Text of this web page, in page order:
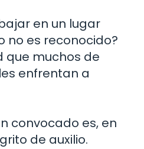
en un lugar
no es reconocido?
que muchos de
enfrentan a
convocado es, en
de auxilio.